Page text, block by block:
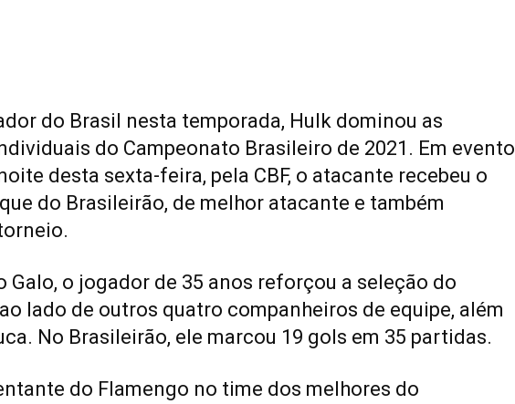
do Brasil nesta temporada, Hulk dominou as
do Campeonato Brasileiro de 2021. Em evento
desta sexta-feira, pela CBF, o atacante recebeu o
do Brasileirão, de melhor atacante e também
Galo, o jogador de 35 anos reforçou a seleção do
lado de outros quatro companheiros de equipe, além
No Brasileirão, ele marcou 19 gols em 35 partidas.
do Flamengo no time dos melhores do